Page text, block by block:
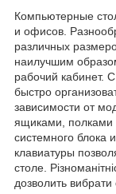
Компьютерные
и офисов.
различных
наилучшим
рабочий кабинет.
быстро
зависимости от
ящиками,
системного блока
клавиатуры
столе.
дозволить вибрати